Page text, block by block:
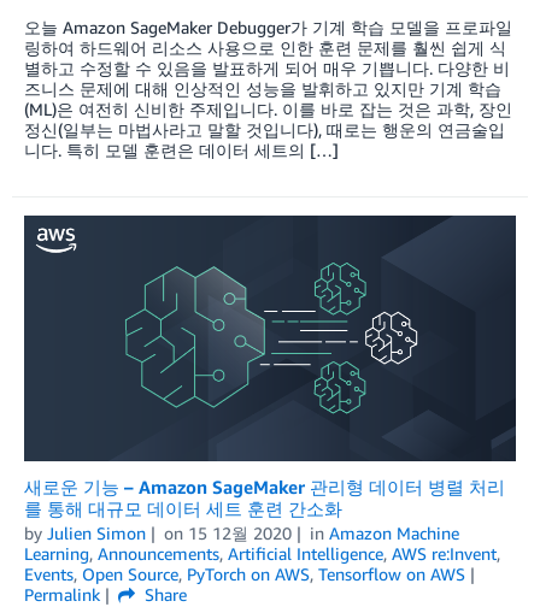
오늘 Amazon SageMaker Debugger가 기계 학습 모델을 프로파일
링하여 하드웨어 리소스 사용으로 인한 훈련 문제를 훨씬 쉽게 식
별하고 수정할 수 있음을 발표하게 되어 매우 기쁩니다. 다양한 비
즈니스 문제에 대해 인상적인 성능을 발휘하고 있지만 기계 학습
(ML)은 여전히 신비한 주제입니다. 이를 바로 잡는 것은 과학, 장인
정신(일부는 마법사라고 말할 것입니다), 때로는 행운의 연금술입
니다. 특히 모델 훈련은 데이터 세트의 […]
새로운 기능 – Amazon SageMaker 관리형 데이터 병렬 처리
를 통해 대규모 데이터 세트 훈련 간소화
by Julien Simon on 15 12월 2020 in Amazon Machine
Learning, Announcements, Artificial Intelligence, AWS re:Invent,
Events, Open Source, PyTorch on AWS, Tensorflow on AWS
Permalink
Share